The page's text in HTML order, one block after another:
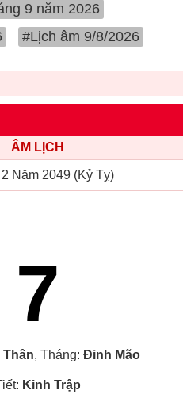
9 năm 2026
#Lịch âm 9/8/2026
ÂM LỊCH
Năm 2049 (Kỷ Tỵ)
7
Thân, Tháng: Đinh Mão
Kinh Trập